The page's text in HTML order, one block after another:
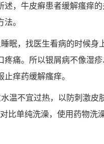
，牛皮癣患者缓解瘙痒
。
眠，找医生看病的时候身
痛。所以银屑病不像湿
痒药缓解瘙痒。
温不宜过热，以防刺激皮
比单纯洗澡，使用药物洗